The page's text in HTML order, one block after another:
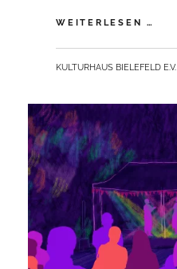
WEITERLESEN …
BY
KULTURHAUS BIELEFELD E.V.